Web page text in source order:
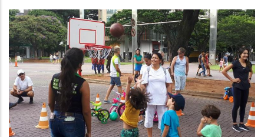
navegação